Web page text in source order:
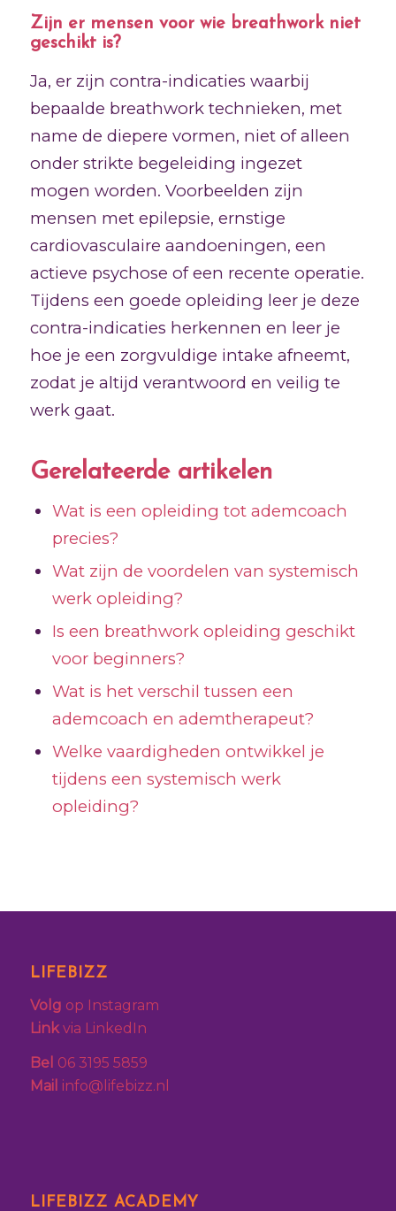
Zijn er mensen voor wie breathwork niet
geschikt is?
Ja, er zijn contra-indicaties waarbij
bepaalde breathwork technieken, met
name de diepere vormen, niet of alleen
onder strikte begeleiding ingezet
mogen worden. Voorbeelden zijn
mensen met epilepsie, ernstige
cardiovasculaire aandoeningen, een
actieve psychose of een recente operatie.
Tijdens een goede opleiding leer je deze
contra-indicaties herkennen en leer je
hoe je een zorgvuldige intake afneemt,
zodat je altijd verantwoord en veilig te
werk gaat.
Gerelateerde artikelen
Wat is een opleiding tot ademcoach
precies?
Wat zijn de voordelen van systemisch
werk opleiding?
Is een breathwork opleiding geschikt
voor beginners?
Wat is het verschil tussen een
ademcoach en ademtherapeut?
Welke vaardigheden ontwikkel je
tijdens een systemisch werk
opleiding?
LIFEBIZZ
Volg op Instagram
Linkvia LinkedIn
Bel 06 3195 5859
Mail info@lifebizz.nl
LIFEBIZZ ACADEMY